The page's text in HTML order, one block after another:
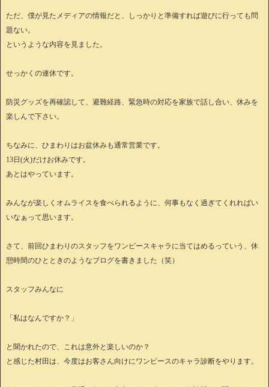
ただ、僕が見たメディアの情報だと、しっかりと準備すれば遊びに行っても問
題ない。
というような内容を見ました。
せっかくの連休です。
防災グッズを再確認して、避難経路、緊急時の対応を家族で話し合い、休みを
楽しんで下さい。
ちなみに、ひまわりはお盆休みも通常営業です。
13日(火)だけお休みです。
あとはやっています。
みんなが楽しくオムライスを食べられるように、何事もなく過ぎてくれればい
いなぁって思います。
さて、前回ひまわりのスタッフをワンピースキャラに当てはめるっていう、休
憩時間のひとときのようなブログを書きました（笑）
スタッフみんなに
「私はなんですか？」
と聞かれたので、これは意外と楽しいのか？
と感じた村田は、今度はお客さん向けにワンピースのキャラ診断をやります。